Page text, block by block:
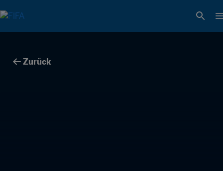
Zurück